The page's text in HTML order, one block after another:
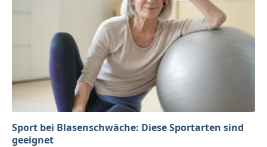
Sport bei Blasenschwäche: Diese Sportarten sind
geeignet